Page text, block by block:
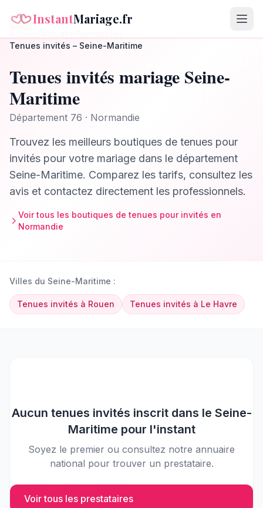
InstantMariage.fr
Tenues invités – Seine-Maritime
Tenues invités mariage Seine-
Maritime
Département 76 · Normandie
Trouvez les meilleurs boutiques de tenues pour
invités pour votre mariage dans le département
Seine-Maritime. Comparez les tarifs, consultez les
avis et contactez directement les professionnels.
Voir tous les boutiques de tenues pour invités en
Normandie
Villes du Seine-Maritime :
Tenues invités à Rouen Tenues invités à Le Havre
Aucun tenues invités inscrit dans le Seine-
Maritime pour l'instant
Soyez le premier ou consultez notre annuaire
national pour trouver un prestataire.
Voir tous les prestataires